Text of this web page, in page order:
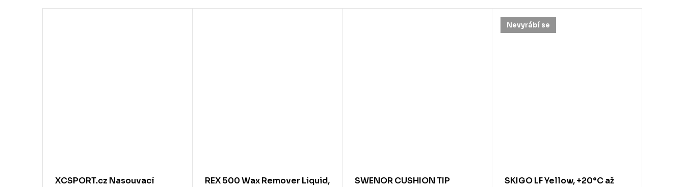
XCSPORT.cz Nasouvací
REX 500 Wax Remover Liquid,
SWENOR CUSHION TIP
Nevyrábí se
SKIGO LF Yellow, +20°C až